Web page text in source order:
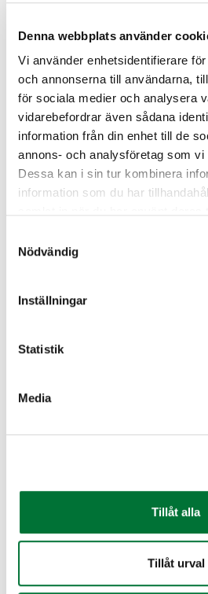
Denna webbplats använder
Vi använder enhetsidentifierare
och annonserna till användarna,
för sociala medier och analysera
vidarebefordrar även sådana
information från din enhet till de
annons- och analysföretag som vi
Dessa kan i sin tur kombinera
information som du har
Nödvändig
Inställningar
Statistik
Media
Tillåt alla
Tillåt urval
Fångar bland annat möss,
grodor.
40–42 dygn. I maj-juni
3–7 ungar i ett bo i en
Visa mer information